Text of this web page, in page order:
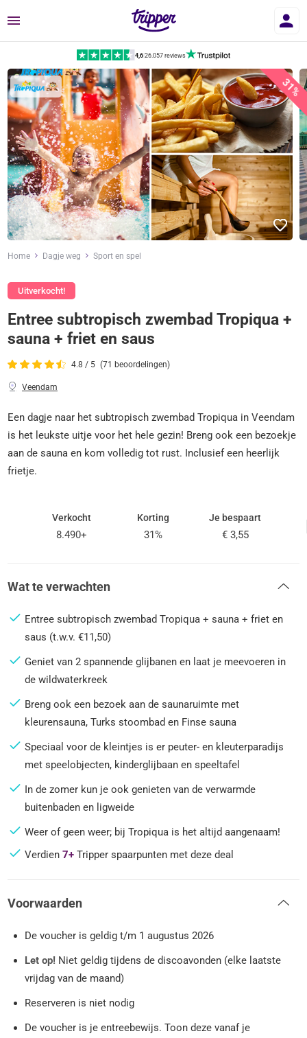
Menu
4,6|26.057 reviews
31%
Home Dagje weg Sport en spel
Uitverkocht!
Entree subtropisch zwembad Tropiqua +
sauna + friet en saus
4.8 / 5 (71 beoordelingen)
Veendam
Een dagje naar het subtropisch zwembad Tropiqua in Veendam
is het leukste uitje voor het hele gezin! Breng ook een bezoekje
aan de sauna en kom volledig tot rust. Inclusief een heerlijk
frietje.
Verkocht
8.490+
Korting
31%
Je bespaart
€ 3,55
Wat te verwachten
Entree subtropisch zwembad Tropiqua + sauna + friet en
saus (t.w.v. €11,50)
Geniet van 2 spannende glijbanen en laat je meevoeren in
de wildwaterkreek
Breng ook een bezoek aan de saunaruimte met
kleurensauna, Turks stoombad en Finse sauna
Speciaal voor de kleintjes is er peuter- en kleuterparadijs
met speelobjecten, kinderglijbaan en speeltafel
In de zomer kun je ook genieten van de verwarmde
buitenbaden en ligweide
Weer of geen weer; bij Tropiqua is het altijd aangenaam!
Verdien7+ Tripper spaarpunten met deze deal
Voorwaarden
De voucher is geldig t/m 1 augustus 2026
Let op! Niet geldig tijdens de discoavonden (elke laatste
vrijdag van de maand)
Reserveren is niet nodig
De voucher is je entreebewijs. Toon deze vanaf je